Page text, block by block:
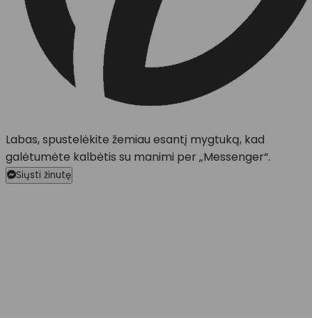
Labas, spustelėkite žemiau esantį mygtuką, kad
galėtumėte kalbėtis su manimi per „Messenger“.
Siųsti žinutę